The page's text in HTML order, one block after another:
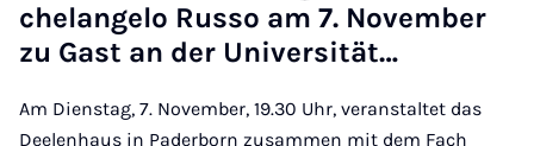
che­l­an­ge­lo Rus­so am 7. No­vem­ber
zu Gast an der Uni­ver­si­tät…
Am Dienstag, 7. November, 19.30 Uhr, veranstaltet das
Deelenhaus in Paderborn zusammen mit dem Fach